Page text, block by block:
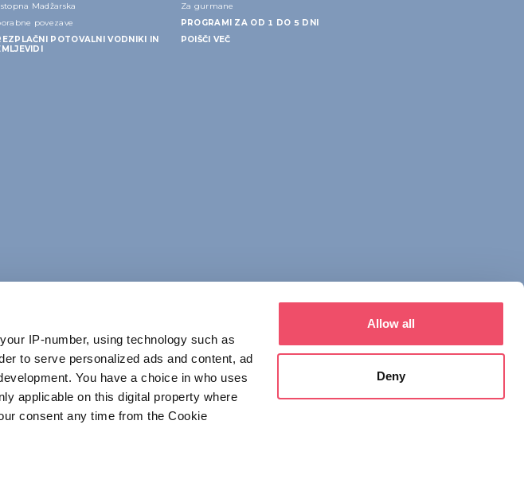
IP-number, using technology such as
to serve personalized ads and content, ad
You have a choice in who uses
applicable on this digital property where
consent any time from the Cookie
Allow all
Deny
Madžarska
povezave
POTOVALNI VODNIKI IN
Za gurmane
PROGRAMI ZA OD 1 DO 5 DNI
POIŠČI VEČ